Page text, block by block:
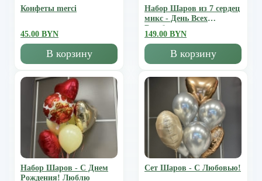
Конфеты merci
45.00 BYN
В корзину
Набор Шаров из 7 сердец
микс - День Всех
Влюбленных
149.00 BYN
В корзину
Набор Шаров - С Днем
Рождения! Люблю
Сет Шаров - С Любовью!